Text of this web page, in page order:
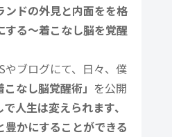
ンドの外見と内面をを格
する〜着こなし脳を覚醒
やブログにて、日々、僕
こなし脳覚醒術」 を公開
人生は変えられます、
かにすることができる